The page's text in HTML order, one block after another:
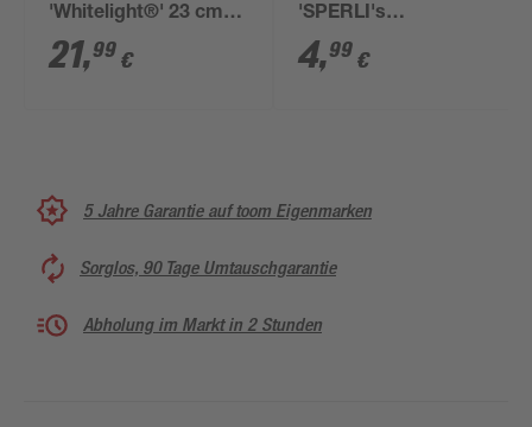
'Whitelight®' 23 cm
Topf
21,99 €
'SPERLI's
Bienengarten'
4,99 €
5 Jahre Garantie auf toom Eigenmarken
Sorglos, 90 Tage Umtauschgarantie
Abholung im Markt in 2 Stunden